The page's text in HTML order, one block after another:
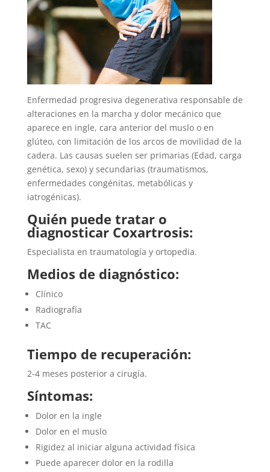
Enfermedad progresiva degenerativa responsable de
alteraciones en la marcha y dolor mecánico que
aparece en ingle, cara anterior del muslo o en
glúteo, con limitación de los arcos de movilidad de la
cadera. Las causas suelen ser primarias (Edad, carga
genética, sexo) y secundarias (traumatismos,
enfermedades congénitas, metabólicas y
iatrogénicas).
Quién puede tratar o
diagnosticar Coxartrosis:
Especialista en traumatología y ortopedia.
Medios de diagnóstico:
Clínico
Radiografía
TAC
Tiempo de recuperación:
2-4 meses posterior a cirugía.
Síntomas:
Dolor en la ingle
Dolor en el muslo
Rigidez al iniciar alguna actividad física
Puede aparecer dolor en la rodilla